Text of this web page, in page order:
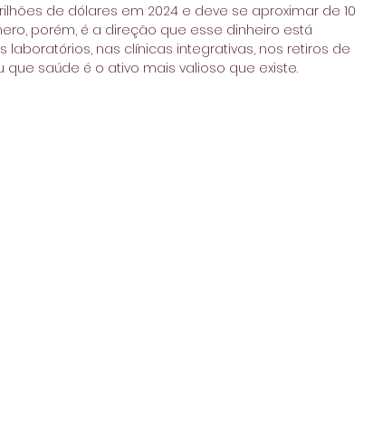
de dólares em 2024 e deve se aproximar de 10
porém, é a direção que esse dinheiro está
nas clínicas integrativas, nos retiros de
saúde é o ativo mais valioso que existe.